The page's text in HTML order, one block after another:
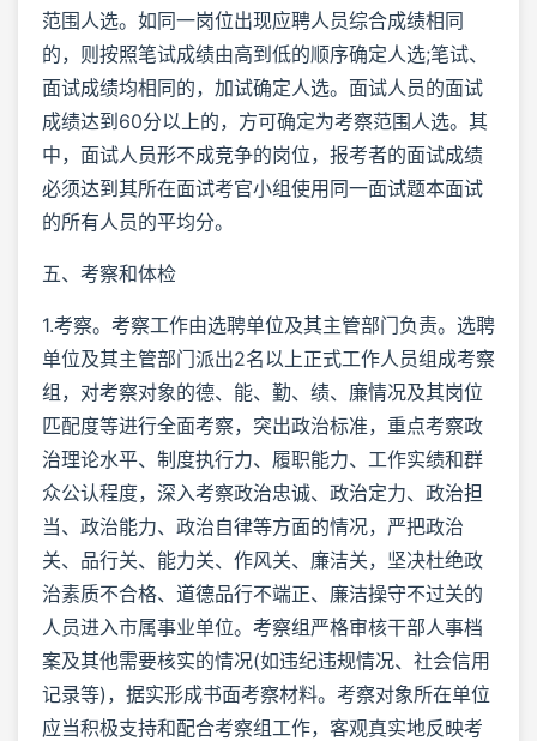
范围人选。如同一岗位出现应聘人员综合成绩相同
的，则按照笔试成绩由高到低的顺序确定人选;笔试、
面试成绩均相同的，加试确定人选。面试人员的面试
成绩达到60分以上的，方可确定为考察范围人选。其
中，面试人员形不成竞争的岗位，报考者的面试成绩
必须达到其所在面试考官小组使用同一面试题本面试
的所有人员的平均分。
五、考察和体检
1.考察。考察工作由选聘单位及其主管部门负责。选聘
单位及其主管部门派出2名以上正式工作人员组成考察
组，对考察对象的德、能、勤、绩、廉情况及其岗位
匹配度等进行全面考察，突出政治标准，重点考察政
治理论水平、制度执行力、履职能力、工作实绩和群
众公认程度，深入考察政治忠诚、政治定力、政治担
当、政治能力、政治自律等方面的情况，严把政治
关、品行关、能力关、作风关、廉洁关，坚决杜绝政
治素质不合格、道德品行不端正、廉洁操守不过关的
人员进入市属事业单位。考察组严格审核干部人事档
案及其他需要核实的情况(如违纪违规情况、社会信用
记录等)，据实形成书面考察材料。考察对象所在单位
应当积极支持和配合考察组工作，客观真实地反映考